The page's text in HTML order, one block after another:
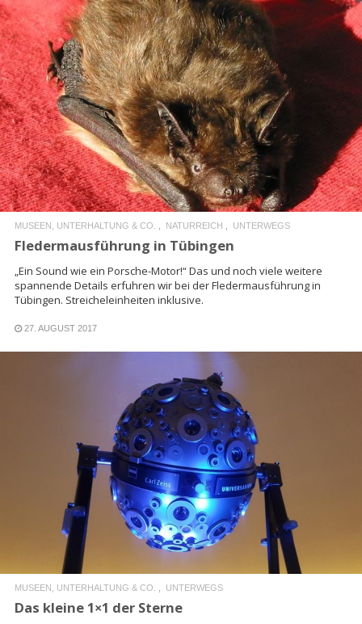
READ MORE
MUSEEN, UNTERHALTUNG & CO. NATURREICH UNTERWEGS
Fledermausführung in Tübingen
„Ein Sound wie ein Porsche-Motor!“ Das und noch viele weitere
spannende Details erfuhren wir bei der Fledermausführung in
Tübingen. Streicheleinheiten inklusive.
27. AUGUST 2017
READ MORE
MUSEEN, UNTERHALTUNG & CO. UNTERWEGS
Das kleine 1×1 der Sterne